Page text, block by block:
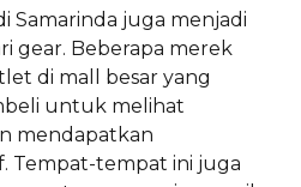
Samarinda juga menjadi
gear. Beberapa merek
di mall besar yang
untuk melihat
mendapatkan
Tempat-tempat ini juga